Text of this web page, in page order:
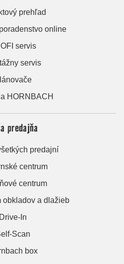
prehľad
online
servis
servis
HORNBACH
predajňa
predajní
centrum
centrum
obkladov a dlažieb
Drive-In
Scan
box